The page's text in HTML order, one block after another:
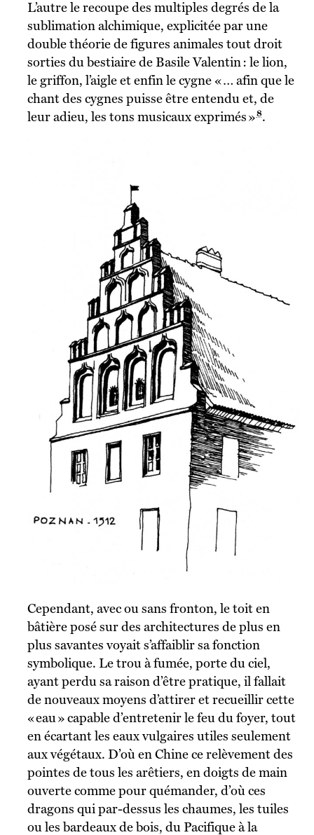
L’autre le recoupe des multiples degrés de la
sublimation alchimique, explicitée par une
double théorie de figures animales tout droit
sorties du bestiaire de Basile Valentin : le lion,
le griffon, l’aigle et enfin le cygne « … afin que le
chant des cygnes puisse être entendu et, de
leur adieu, les tons musicaux exprimés »8.
Cependant, avec ou sans fronton, le toit en
bâtière posé sur des architectures de plus en
plus savantes voyait s’affaiblir sa fonction
symbolique. Le trou à fumée, porte du ciel,
ayant perdu sa raison d’être pratique, il fallait
de nouveaux moyens d’attirer et recueillir cette
« eau » capable d’entretenir le feu du foyer, tout
en écartant les eaux vulgaires utiles seulement
aux végétaux. D’où en Chine ce relèvement des
pointes de tous les arêtiers, en doigts de main
ouverte comme pour quémander, d’où ces
dragons qui par-dessus les chaumes, les tuiles
ou les bardeaux de bois, du Pacifique à la